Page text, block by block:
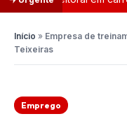
Início » Empresa de
Teixeiras
Emprego